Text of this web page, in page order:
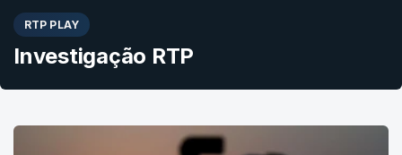
RTP PLAY
Investigação RTP